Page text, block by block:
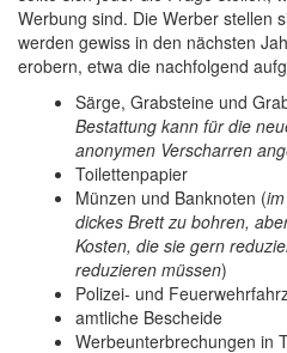
Werbung sind. Die Werber stellen
werden gewiss in den nächsten
erobern, etwa die nachfolgend
Särge, Grabsteine und
Bestattung kann für die
anonymen Verscharren
Toilettenpapier
Münzen und Banknoten (
dickes Brett zu bohren,
Kosten, die sie gern
reduzieren müssen)
Polizei- und
amtliche Bescheide
Werbeunterbrechungen in